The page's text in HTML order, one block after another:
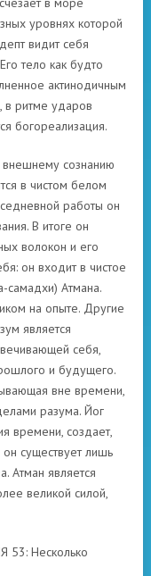
уровнях которой
видит себя
тело как будто
актинодичным
в ритме ударов
богореализация.
внешнему сознанию
в чистом белом
работы он
В итоге он
волокон и его
он входит в чистое
самадхи) Атмана.
на опыте. Другие
является
себя,
и будущего.
вне времени,
разума. Йог
времени, создает,
существует лишь
Атман является
великой силой,
Несколько